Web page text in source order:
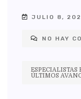
JULIO 8,
NO HAY
ESPECIALISTAS
ÚLTIMOS